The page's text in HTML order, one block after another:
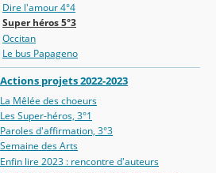
Dire l'amour 4°4
Super héros 5°3
Occitan
Le bus Papageno
Actions projets 2022-2023
La Mêlée des choeurs
Les Super-héros, 3°1
Paroles d'affirmation, 3°3
Semaine des Arts
Enfin lire 2023 : rencontre d'auteurs